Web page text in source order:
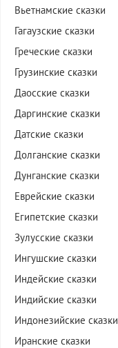
Вьетнамские сказки
Гагаузские сказки
Греческие сказки
Грузинские сказки
Даосские сказки
Даргинские сказки
Датские сказки
Долганские сказки
Дунганские сказки
Еврейские сказки
Египетские сказки
Зулусские сказки
Ингушские сказки
Индейские сказки
Индийские сказки
Индонезийские сказки
Иранские сказки